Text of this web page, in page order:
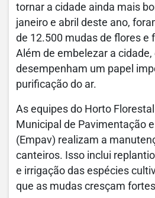
tornar a cidade ainda mais
janeiro e abril deste ano,
de 12.500 mudas de flores e
Além de embelezar a
desempenham um papel
purificação do ar.
As equipes do Horto
Municipal de Pavimentação
(Empav) realizam a
canteiros. Isso inclui
e irrigação das espécies
que as mudas cresçam